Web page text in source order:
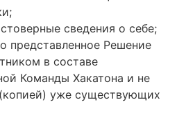
сведения о себе;
представленное Решение
в составе
Команды Хакатона и не
уже существующих